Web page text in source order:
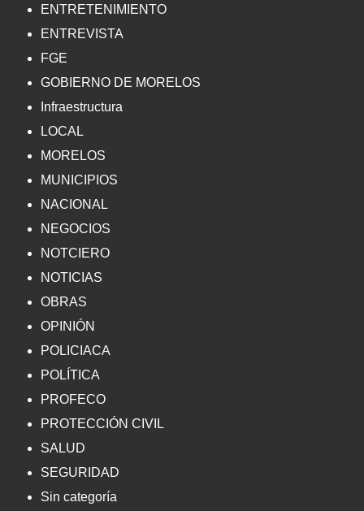
ENTRETENIMIENTO
ENTREVISTA
FGE
GOBIERNO DE MORELOS
Infraestructura
LOCAL
MORELOS
MUNICIPIOS
NACIONAL
NEGOCIOS
NOTCIERO
NOTICIAS
OBRAS
OPINIÓN
POLICIACA
POLÍTICA
PROFECO
PROTECCIÓN CIVIL
SALUD
SEGURIDAD
Sin categoría